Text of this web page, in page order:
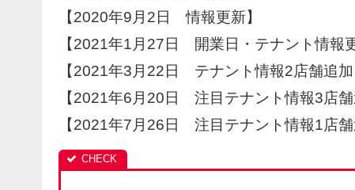
【2020年9月2日 情報更新】
【2021年1月27日 開業日・テナント情報
【2021年3月22日 テナント情報2店舗追加
【2021年6月20日 注目テナント情報3店舗
【2021年7月26日 注目テナント情報1店舗